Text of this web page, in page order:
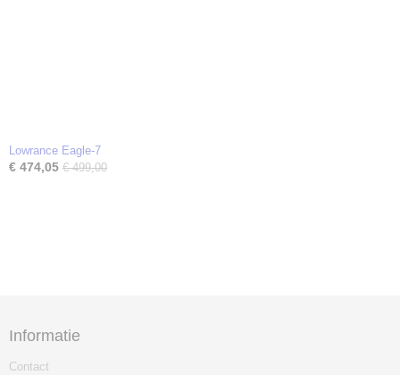
Lowrance Eagle-7
€ 474,05 € 499,00
Informatie
Contact